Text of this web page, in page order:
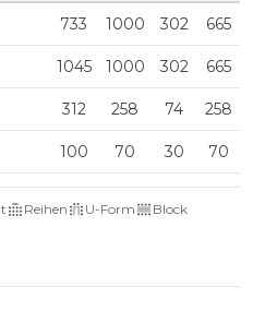
733 1000 302 665
1045 1000 302 665
312 258 74 258
100 70 30 70
Reihen U-Form
Block